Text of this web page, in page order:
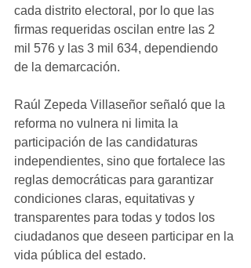
cada distrito electoral, por lo que las
firmas requeridas oscilan entre las 2
mil 576 y las 3 mil 634, dependiendo
de la demarcación.
Raúl Zepeda Villaseñor señaló que la
reforma no vulnera ni limita la
participación de las candidaturas
independientes, sino que fortalece las
reglas democráticas para garantizar
condiciones claras, equitativas y
transparentes para todas y todos los
ciudadanos que deseen participar en la
vida pública del estado.